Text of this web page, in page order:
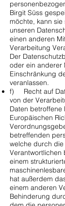
Birgit Süss
möchte, kann
unseren
einen anderen
Verarbeitung
Der
oder ein anderer
Einschränkung
veranlassen.
f) Recht auf
von der
Daten betroffene
Europäischen
betreffenden
welche durch
Verantwortlichen
einem
hat außerdem
einem anderen
Behinderung